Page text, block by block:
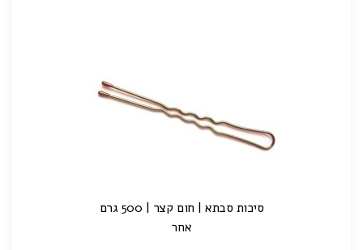
סיכות סבתא | חום קצר | 500 גרם
אחר